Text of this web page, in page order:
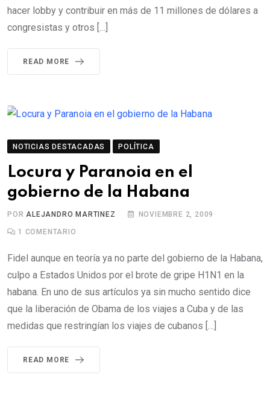
hacer lobby y contribuir en más de 11 millones de dólares a
congresistas y otros […]
READ MORE
NOTICIAS DESTACADAS POLÍTICA
Locura y Paranoia en el
gobierno de la Habana
POR ALEJANDRO MARTINEZ NOVIEMBRE 2, 2009
1 COMENTARIO
Fidel aunque en teoría ya no parte del gobierno de la Habana,
culpo a Estados Unidos por el brote de gripe H1N1 en la
habana. En uno de sus artículos ya sin mucho sentido dice
que la liberación de Obama de los viajes a Cuba y de las
medidas que restringían los viajes de cubanos […]
READ MORE